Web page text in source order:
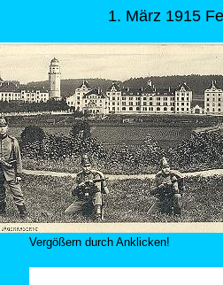
1. März 1915
Vergößern durch Anklicken!